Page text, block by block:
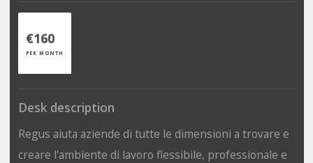
€160
PER MONTH
Desk description
Regus aiuta aziende di tutte le dimensioni a trovare e
creare l'ambiente di lavoro flessibile, professionale e